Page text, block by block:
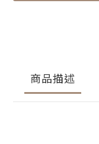
商品描述